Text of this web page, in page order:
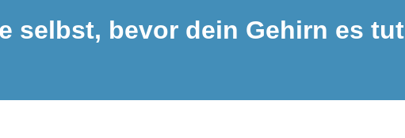
selbst, bevor dein Gehirn es tut